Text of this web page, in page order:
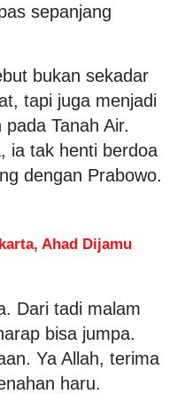
sepanjang
bukan sekadar
tapi juga menjadi
Tanah Air.
ia tak henti berdoa
dengan Prabowo.
Ahad Dijamu
Dari tadi malam
bisa jumpa.
Ya Allah, terima
haru.